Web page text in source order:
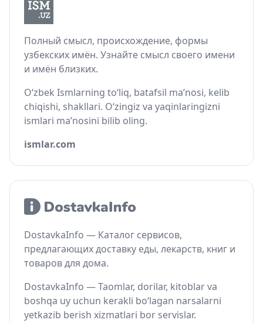
Полный смысл, происхождение, формы
узбекских имён. Узнайте смысл своего имени
и имён близких.
O‘zbek Ismlarning to‘liq, batafsil ma’nosi, kelib
chiqishi, shakllari. O‘zingiz va yaqinlaringizni
ismlari ma’nosini bilib oling.
ismlar.com
DostavkaInfo — Каталог сервисов,
предлагающих доставку еды, лекарств, книг и
товаров для дома.
DostavkaInfo — Taomlar, dorilar, kitoblar va
boshqa uy uchun kerakli bo‘lagan narsalarni
yetkazib berish xizmatlari bor servislar.